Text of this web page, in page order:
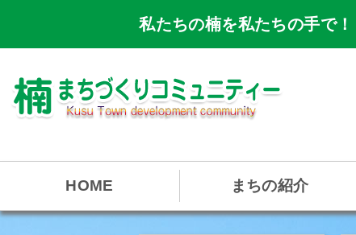
私たちの楠を私たちの手で
HOME まちの紹介